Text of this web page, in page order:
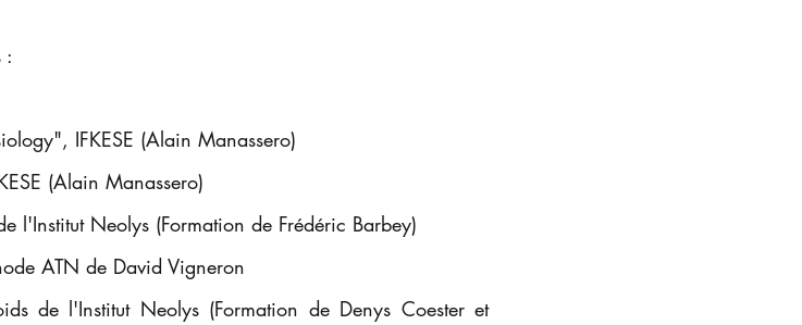
:
IFKESE (Alain Manassero)
(Alain Manassero)
l'Institut Neolys (Formation de Frédéric Barbey)
ATN de David Vigneron
de l'Institut Neolys (Formation de Denys Coester et